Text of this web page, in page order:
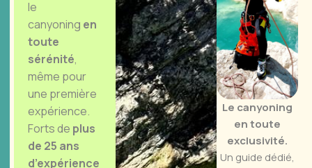
le
canyoning en
toute
sérénité,
même pour
une première
expérience.
Forts de plus
de 25 ans
d’expérience
Le canyoning
en toute
exclusivité.
Un guide dédié,